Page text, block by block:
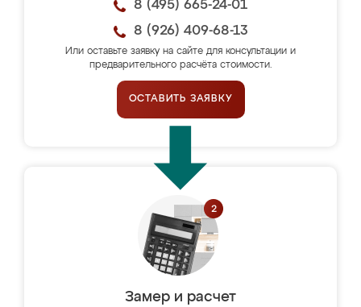
8 (495) 665-24-01
8 (926) 409-68-13
Или оставьте заявку на сайте для консультации и
предварительного расчёта стоимости.
ОСТАВИТЬ ЗАЯВКУ
Замер и расчет